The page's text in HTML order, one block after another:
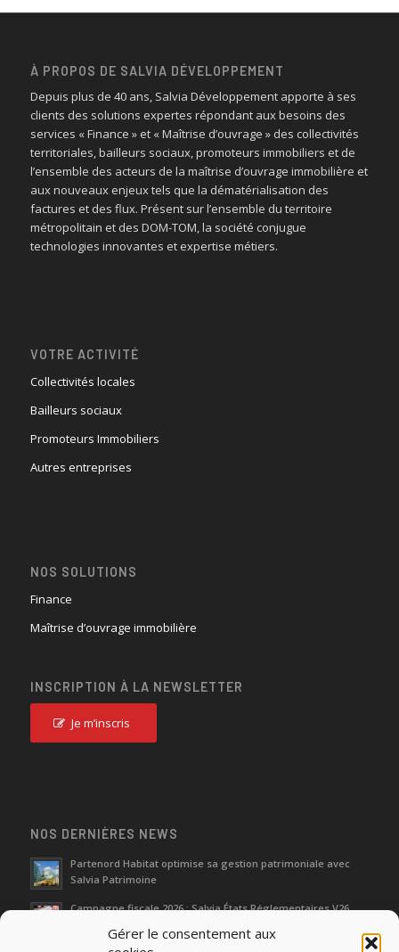
Gérer le consentement aux
À PROPOS DE SALVIA DÉVELOPPEMENT
Depuis plus de 40 ans, Salvia Développement apporte à ses
clients des solutions expertes répondant aux besoins des
services « Finance » et « Maîtrise d’ouvrage » des collectivités
territoriales, bailleurs sociaux, promoteurs immobiliers et de
l’ensemble des acteurs de la maîtrise d’ouvrage immobilière et
aux nouveaux enjeux tels que la dématérialisation des
factures et des flux. Présent sur l’ensemble du territoire
métropolitain et des DOM-TOM, la société conjugue
technologies innovantes et expertise métiers.
VOTRE ACTIVITÉ
Collectivités locales
Bailleurs sociaux
Promoteurs Immobiliers
Autres entreprises
NOS SOLUTIONS
Finance
Maîtrise d’ouvrage immobilière
INSCRIPTION À LA NEWSLETTER
Je m’inscris
NOS DERNIÈRES NEWS
Partenord Habitat optimise sa gestion patrimoniale avec
Salvia Patrimoine
Campagne fiscale 2026 : Salvia États Réglementaires V26